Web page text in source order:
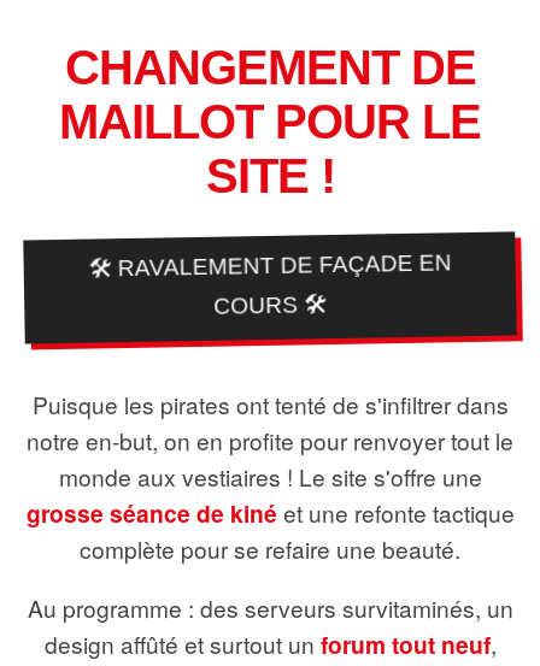
CHANGEMENT DE
MAILLOT POUR LE
SITE !
🛠️ RAVALEMENT DE FAÇADE EN
COURS 🛠️
Puisque les pirates ont tenté de s'infiltrer dans
notre en-but, on en profite pour renvoyer tout le
monde aux vestiaires ! Le site s'offre une
grosse séance de kiné et une refonte tactique
complète pour se refaire une beauté.
Au programme : des serveurs survitaminés, un
design affûté et surtout un forum tout neuf,